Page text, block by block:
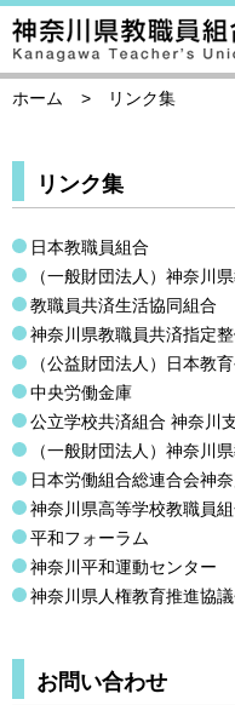
ホーム リンク集
リンク集
日本教職員組合
（一般財団法人）神奈川
教職員共済生活協同組合
神奈川県教職員共済指定
（公益財団法人）日本
中央労働金庫
公立学校共済組合 神奈川
（一般財団法人）神奈川
日本労働組合総連合会神
神奈川県高等学校教職員
平和フォーラム
神奈川平和運動センター
神奈川県人権教育推進協議
お問い合わせ